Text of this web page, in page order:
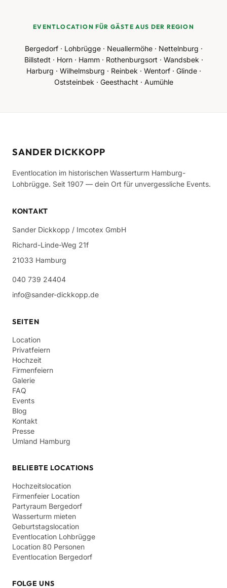
EVENTLOCATION FÜR GÄSTE AUS DER REGION
Bergedorf · Lohbrügge · Neuallermöhe · Nettelnburg ·
Billstedt · Horn · Hamm · Rothenburgsort · Wandsbek ·
Harburg · Wilhelmsburg · Reinbek · Wentorf · Glinde ·
Oststeinbek · Geesthacht · Aumühle
SANDER DICKKOPP
Eventlocation im historischen Wasserturm Hamburg-
Lohbrügge. Seit 1907 — dein Ort für unvergessliche Events.
KONTAKT
Sander Dickkopp / Imcotex GmbH
Richard-Linde-Weg 21f
21033 Hamburg
040 739 24404
info@sander-dickkopp.de
SEITEN
Location
Privatfeiern
Hochzeit
Firmenfeiern
Galerie
FAQ
Events
Blog
Kontakt
Presse
Umland Hamburg
BELIEBTE LOCATIONS
Hochzeitslocation
Firmenfeier Location
Partyraum Bergedorf
Wasserturm mieten
Geburtstagslocation
Eventlocation Lohbrügge
Location 80 Personen
Eventlocation Bergedorf
FOLGE UNS